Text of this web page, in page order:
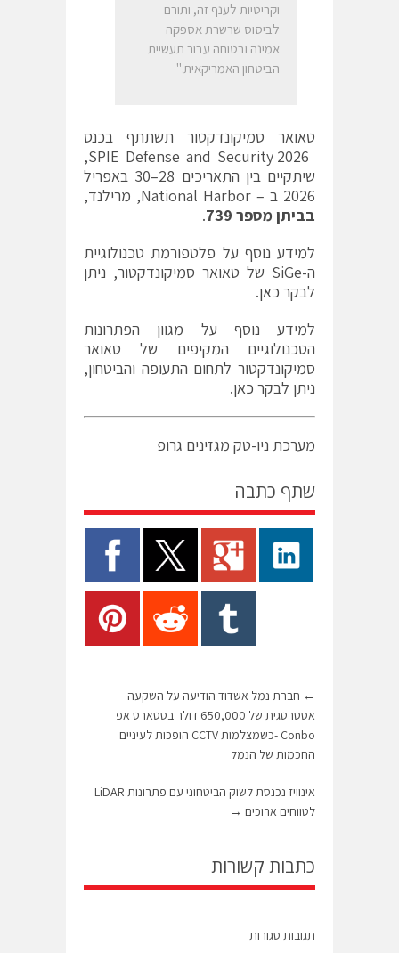
וקריטיות לענף זה, ותורם
לביסוס שרשרת אספקה
אמינה ובטוחה עבור תעשיית
הביטחון האמריקאית."
טאואר סמיקונדקטור תשתתף בכנס
SPIE Defense and Security 2026,
שיתקיים בין התאריכים 28–30 באפריל
2026 ב – National Harbor, מרילנד,
בביתן מספר 739
.
למידע נוסף על פלטפורמת טכנולוגיית
ה-SiGe של טאואר סמיקונדקטור, ניתן
לבקר כאן.
למידע נוסף על מגוון הפתרונות
הטכנולוגיים המקיפים של טאואר
סמיקונדקטור לתחום התעופה והביטחון,
ניתן לבקר כאן.
מערכת ניו-טק מגזינים גרופ
שתף כתבה
← חברת נמל אשדוד הודיעה על השקעה
אסטרטגית של 650,000 דולר בסטארט אפ
Conbo -כשמצלמות CCTV הופכות לעיניים
החכמות של הנמל
אינוויז נכנסת לשוק הביטחוני עם פתרונות LiDAR
לטווחים ארוכים →
כתבות קשורות
תגובות סגורות